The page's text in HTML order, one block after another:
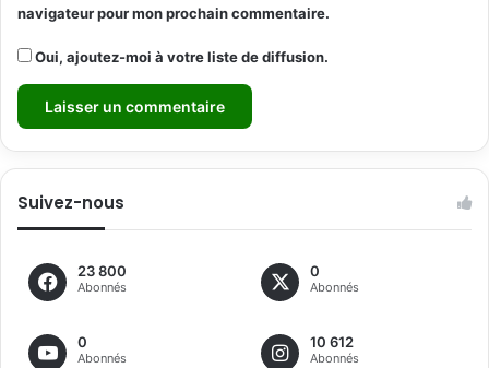
navigateur pour mon prochain commentaire.
Oui, ajoutez-moi à votre liste de diffusion.
Suivez-nous
23 800
Abonnés
0
Abonnés
0
Abonnés
10 612
Abonnés